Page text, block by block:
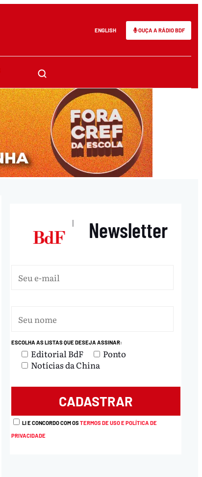
ENGLISH OUÇA A RÁDIO BDF
| Newsletter
ESCOLHA AS LISTAS QUE DESEJA ASSINAR:
Editorial BdF
Ponto
Notícias da China
LI E CONCORDO COM OSTERMOS DE USO E POLÍTICA DE
PRIVACIDADE